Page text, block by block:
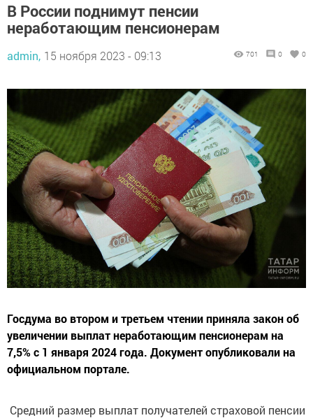
В России поднимут пенсии
неработающим пенсионерам
admin, 15 ноября 2023 - 09:13 701 0 0
Госдума во втором и третьем чтении приняла закон об
увеличении выплат неработающим пенсионерам на
7,5% с 1 января 2024 года. Документ опубликовали на
официальном портале.
Средний размер выплат получателей страховой пенсии